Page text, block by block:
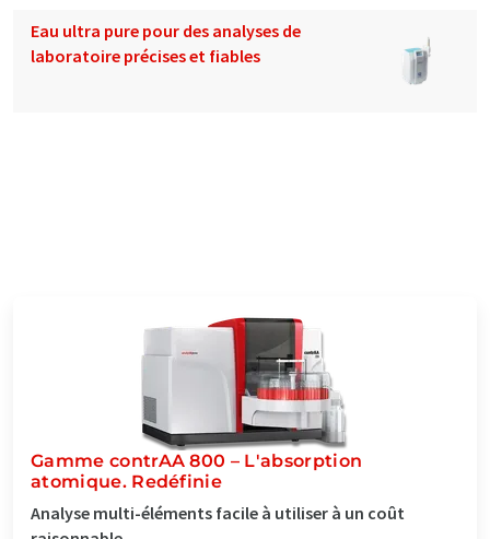
Eau ultra pure pour des analyses de
laboratoire précises et fiables
Gamme contrAA 800 – L'absorption
atomique. Redéfinie
Analyse multi-éléments facile à utiliser à un coût